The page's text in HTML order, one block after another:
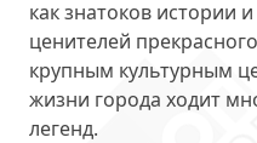
как знатоков истории
ценителей
крупным культурным
жизни города ходит
легенд.